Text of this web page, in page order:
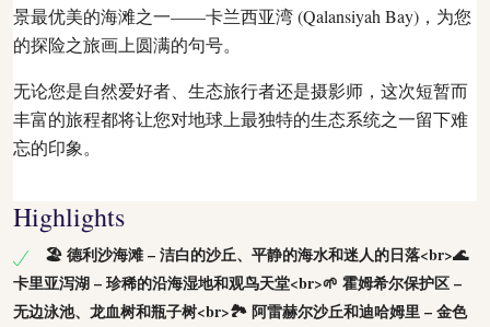
景最优美的海滩之一——卡兰西亚湾 (Qalansiyah Bay)，为您
的探险之旅画上圆满的句号。
无论您是自然爱好者、生态旅行者还是摄影师，这次短暂而
丰富的旅程都将让您对地球上最独特的生态系统之一留下难
忘的印象。
Highlights
🏖️ 德利沙海滩 – 洁白的沙丘、平静的海水和迷人的日落<br>🌊
卡里亚泻湖 – 珍稀的沿海湿地和观鸟天堂<br>🌱 霍姆希尔保护区 –
无边泳池、龙血树和瓶子树<br>🏞️ 阿雷赫尔沙丘和迪哈姆里 – 金色